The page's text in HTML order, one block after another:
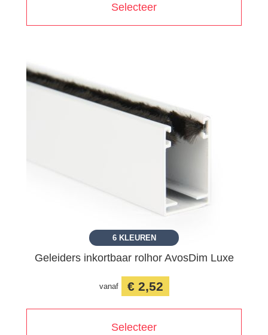
Selecteer
6 KLEUREN
Geleiders inkortbaar rolhor AvosDim Luxe
vanaf € 2,52
Selecteer